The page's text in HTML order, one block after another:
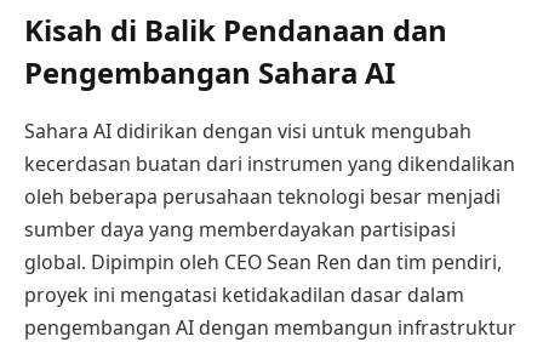
Kisah di Balik Pendanaan dan
Pengembangan Sahara AI
Sahara AI didirikan dengan visi untuk mengubah
kecerdasan buatan dari instrumen yang dikendalikan
oleh beberapa perusahaan teknologi besar menjadi
sumber daya yang memberdayakan partisipasi
global. Dipimpin oleh CEO Sean Ren dan tim pendiri,
proyek ini mengatasi ketidakadilan dasar dalam
pengembangan AI dengan membangun infrastruktur